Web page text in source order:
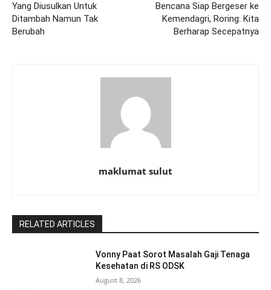
Yang Diusulkan Untuk
Ditambah Namun Tak
Berubah
Bencana Siap Bergeser ke
Kemendagri, Roring: Kita
Berharap Secepatnya
maklumat sulut
RELATED ARTICLES
Vonny Paat Sorot Masalah Gaji Tenaga
Kesehatan di RS ODSK
August 8, 2026